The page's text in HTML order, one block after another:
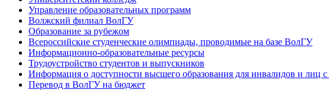
Управление образовательных программ
Волжский филиал ВолГУ
Образование за рубежом
Всероссийские студенческие олимпиады, проводимые на базе ВолГУ
Информационно-образовательные ресурсы
Трудоустройство студентов и выпускников
Информация о доступности высшего образования для инвалидов и лиц
Перевод в ВолГУ на бюджет